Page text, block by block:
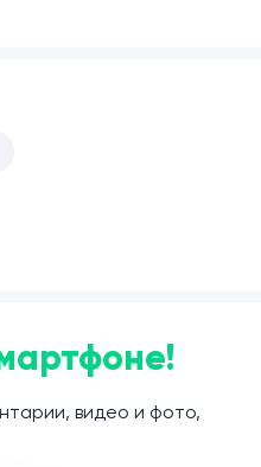
видео и фото,